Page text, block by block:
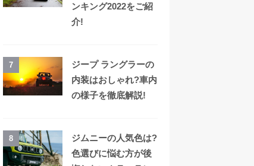
ンキング2022をご紹
介!
7
ジープ ラングラーの
内装はおしゃれ?車内
の様子を徹底解説!
8
ジムニーの人気色は?
色選びに悩む方が後